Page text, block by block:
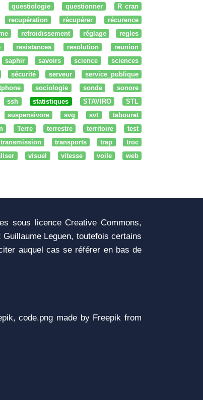
questiologie questionner
R cran
recupération récupérer
récurence
refroidissement réglage
regles
resistances resolution
reunion
saphir savoirs science
sciences
sécurité serveur
service_publique
sociologie sonde
sonore
ssh statistiques STAVIRO
STL
suspensivore svg svt
tabouret
Terre terrestre territoire
test
transmission transports trap
troc
visuel vitesse voile
web
sous licence Creative Commons,
Leguen, toutefois certains
auquel cas se référer en bas de
code.png made by Freepik from